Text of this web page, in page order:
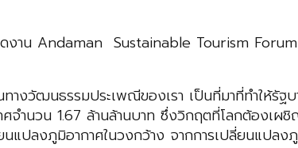
ดงาน Andaman Sustainable Tourism
งวัฒนธรรมประเพณีของเรา เป็นที่มาที่ทำให้รัฐ
จำนวน 1.67 ล้านล้านบาท ซึ่งวิกฤตที่โลกต้องเ
แปลงภูมิอากาศในวงกว้าง จากการเปลี่ยนแปลง